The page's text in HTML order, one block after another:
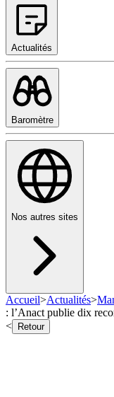
Actualités
Baromètre
Nos autres sites
Accueil>Actualités>
: l’Anact publie dix
<
Retour